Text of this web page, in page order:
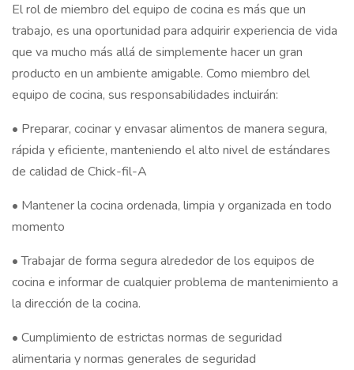
El rol de miembro del equipo de cocina es más que un
trabajo, es una oportunidad para adquirir experiencia de vida
que va mucho más allá de simplemente hacer un gran
producto en un ambiente amigable. Como miembro del
equipo de cocina, sus responsabilidades incluirán:
• Preparar, cocinar y envasar alimentos de manera segura,
rápida y eficiente, manteniendo el alto nivel de estándares
de calidad de Chick-fil-A
• Mantener la cocina ordenada, limpia y organizada en todo
momento
• Trabajar de forma segura alrededor de los equipos de
cocina e informar de cualquier problema de mantenimiento a
la dirección de la cocina.
• Cumplimiento de estrictas normas de seguridad
alimentaria y normas generales de seguridad